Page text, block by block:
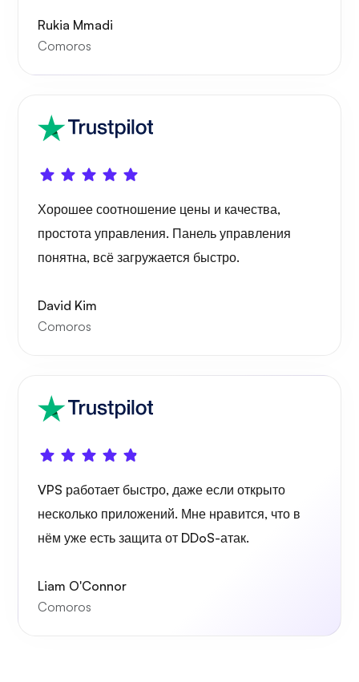
Удивляться
Плейтюб
Портейнер
Rukia Mmadi
Comoros
Хорошее соотношение цены и качества,
простота управления. Панель управления
понятна, всё загружается быстро.
David Kim
Comoros
VPS работает быстро, даже если открыто
несколько приложений. Мне нравится, что в
нём уже есть защита от DDoS-атак.
Liam O'Connor
Comoros